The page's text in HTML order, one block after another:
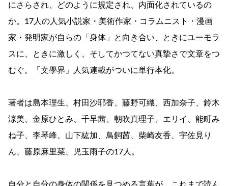
にさらされ、どのように規定され、内面化されているの
か。17人の人気小説家・美術作家・コラムニスト・漫画
家・発明家が自らの「身体」と向き合い、ときにユーモラ
スに、ときに激しく、そしてかつてない真摯さで文章をつ
むぐ。「文學界」人気連載がついに単行本化。
著者は島本理生、村田沙耶香、藤野可織、西加奈子、鈴木
涼美、金原ひとみ、千早茜、朝吹真理子、エリイ、能町み
ね子、李琴峰、山下紘加、鳥飼茜、柴崎友香、宇佐見り
ん、藤原麻里菜、児玉雨子の17人。
自分と自分の身体の関係を見つめる言葉が、これまで読ん